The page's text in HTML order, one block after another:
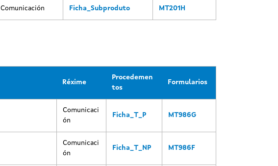
Comunicación Ficha_Subproduto MT201H
Réxime
Procedemen
tos
Formularios
Comunicaci
ón
Ficha_T_P MT986G
Comunicaci
ón
Ficha_T_NP MT986F